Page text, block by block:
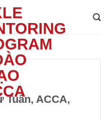
Tuấn, ACCA,